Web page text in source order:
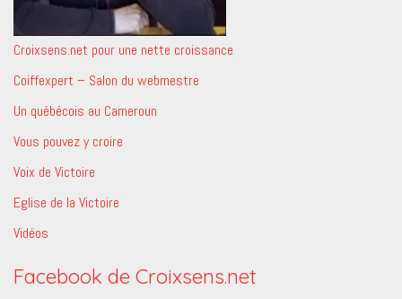
Croixsens.net pour une nette croissance
Coiffexpert – Salon du webmestre
Un québécois au Cameroun
Vous pouvez y croire
Voix de Victoire
Eglise de la Victoire
Vidéos
Facebook de Croixsens.net